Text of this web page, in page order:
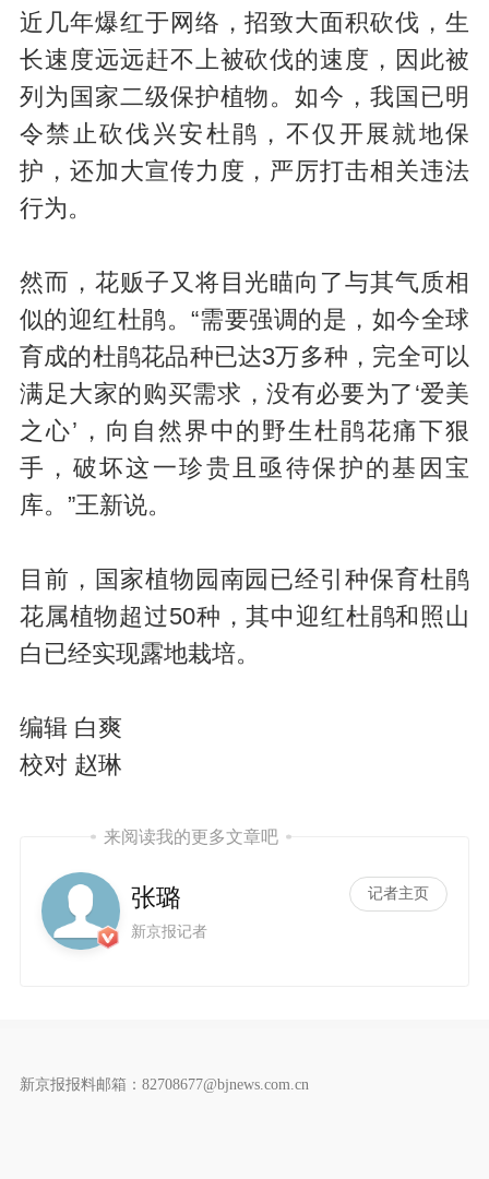
近几年爆红于网络，招致大面积砍伐，生
长速度远远赶不上被砍伐的速度，因此被
列为国家二级保护植物。如今，我国已明
令禁止砍伐兴安杜鹃，不仅开展就地保
护，还加大宣传力度，严厉打击相关违法
行为。
然而，花贩子又将目光瞄向了与其气质相
似的迎红杜鹃。“需要强调的是，如今全球
育成的杜鹃花品种已达3万多种，完全可以
满足大家的购买需求，没有必要为了‘爱美
之心’，向自然界中的野生杜鹃花痛下狠
手，破坏这一珍贵且亟待保护的基因宝
库。”王新说。
目前，国家植物园南园已经引种保育杜鹃
花属植物超过50种，其中迎红杜鹃和照山
白已经实现露地栽培。
编辑 白爽
校对 赵琳
来阅读我的更多文章吧
张璐
新京报记者
记者主页
新京报报料邮箱：82708677@bjnews.com.cn